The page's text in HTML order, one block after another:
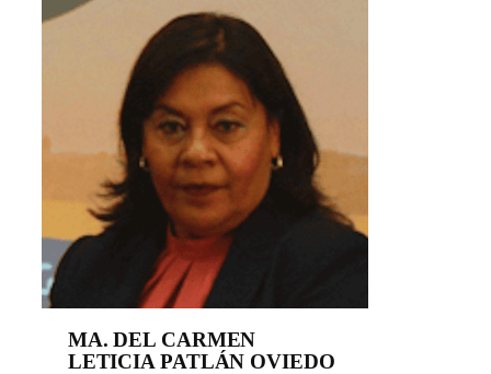
MA. DEL CARMEN
LETICIA PATLÁN OVIEDO